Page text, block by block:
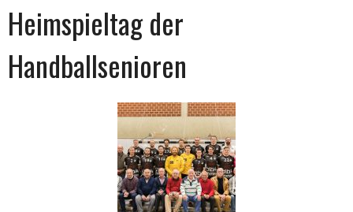
Heimspieltag der
Handballsenioren